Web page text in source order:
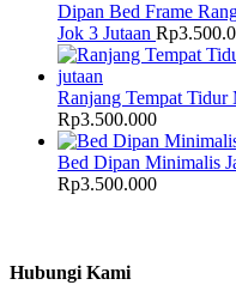
Dipan Bed Frame
Jok 3 Jutaan Rp
Ranjang Tempat Tidur
Rp3.500.000
Bed Dipan Minimalis
Rp3.500.000
Hubungi Kami